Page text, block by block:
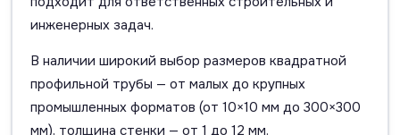
инженерных задач.
В наличии широкий выбор размеров квадратной
профильной трубы — от малых до крупных
промышленных форматов (от 10×10 мм до 300×300
мм), толщина стенки — от 1 до 12 мм.